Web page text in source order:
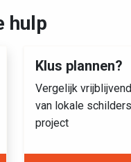
hulp
Klus plannen?
Vergelijk
van lokale
project